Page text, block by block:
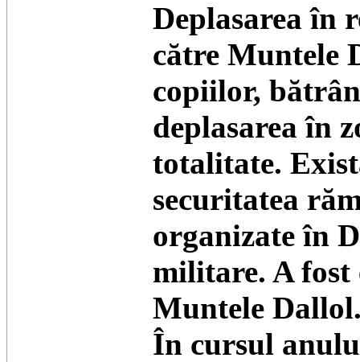
Deplasarea în
către Muntele
copiilor,
deplasarea în
totalitate.
securitatea
organizate în
militare. A fost
Muntele
În cursul